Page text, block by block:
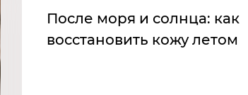
После моря и солнца: как
восстановить кожу летом